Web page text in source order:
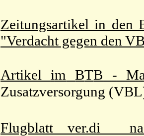
Zeitungsartikel in den
"Verdacht gegen den
Artikel im BTB - M
Zusatzversorgung
Flugblatt ver.di